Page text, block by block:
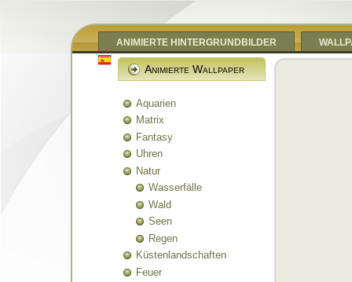
ANIMIERTE HINTERGRUNDBILDER
Animierte Wallpaper
Aquarien
Matrix
Fantasy
Uhren
Natur
Wasserfälle
Wald
Seen
Regen
Küstenlandschaften
Feuer